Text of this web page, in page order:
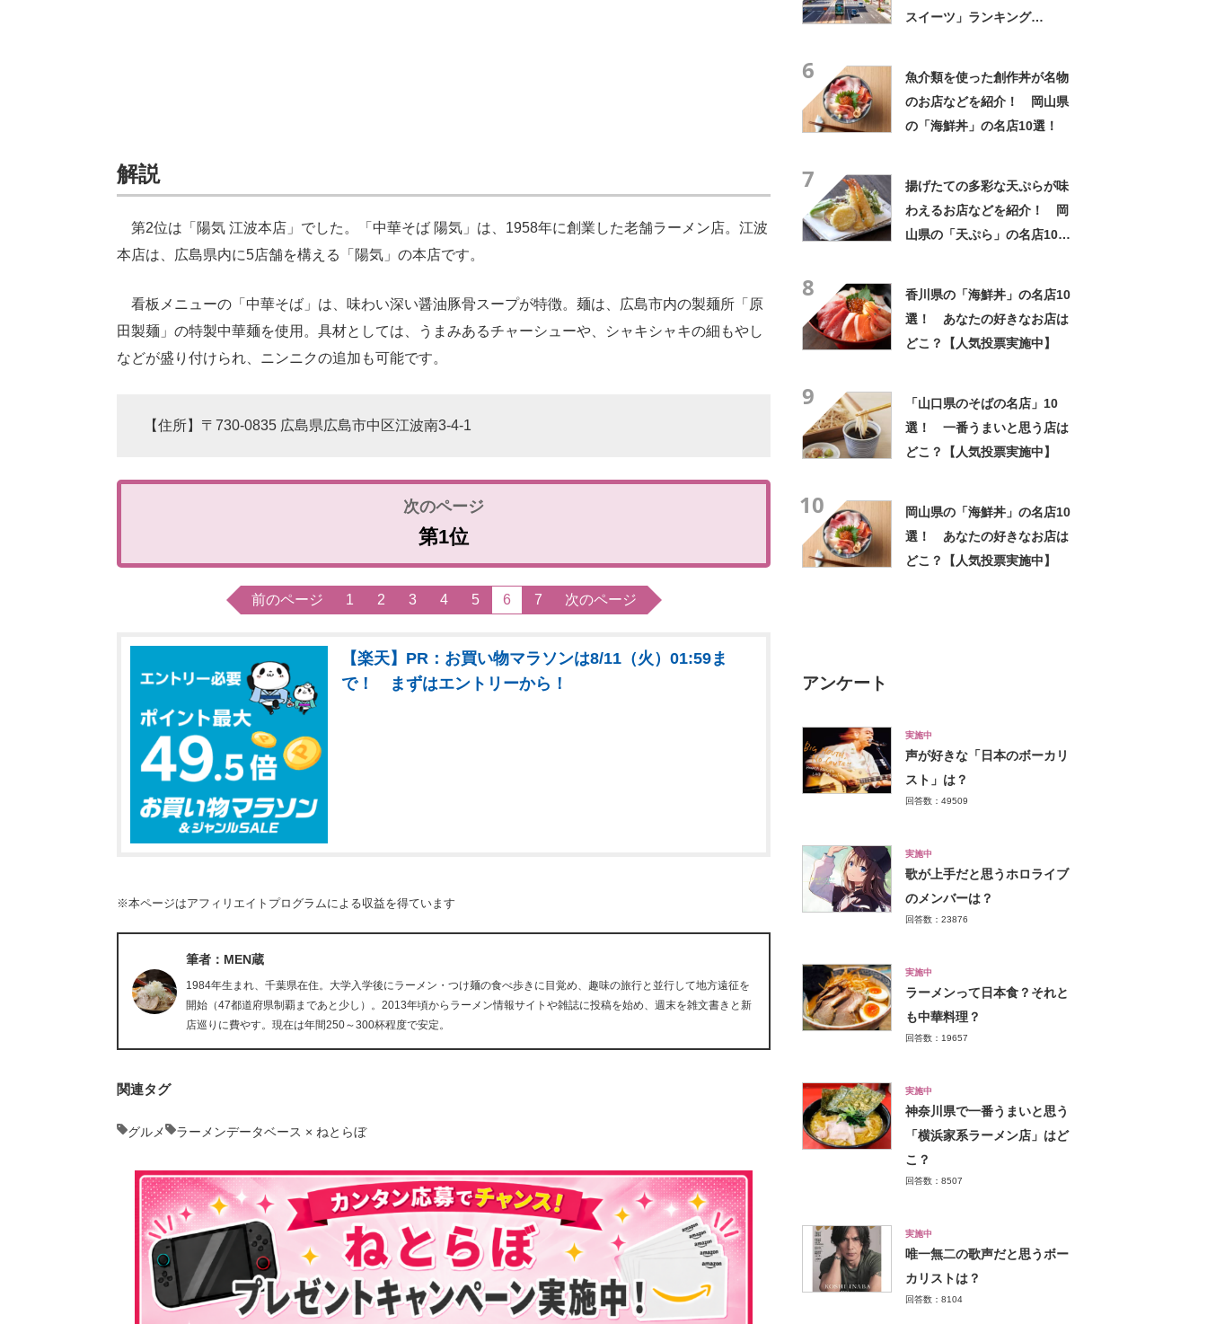
解説
第2位は「陽気 江波本店」でした。「中華そば 陽気」は、1958年に創業した老舗ラーメン店。江波
本店は、広島県内に5店舗を構える「陽気」の本店です。
看板メニューの「中華そば」は、味わい深い醤油豚骨スープが特徴。麺は、広島市内の製麺所「原
田製麺」の特製中華麺を使用。具材としては、うまみあるチャーシューや、シャキシャキの細もやし
などが盛り付けられ、ニンニクの追加も可能です。
【住所】〒730-0835 広島県広島市中区江波南3-4-1
第1位
前のページ 1 2 3 4 5 6 7 次のページ
【楽天】PR：お買い物マラソンは8/11（火）01:59ま
で！ まずはエントリーから！
※本ページはアフィリエイトプログラムによる収益を得ています
筆者：MEN蔵
1984年生まれ、千葉県在住。大学入学後にラーメン・つけ麺の食べ歩きに目覚め、趣味の旅行と並行して地方遠征を
開始（47都道府県制覇まであと少し）。2013年頃からラーメン情報サイトや雑誌に投稿を始め、週末を雑文書きと新
店巡りに費やす。現在は年間250～300杯程度で安定。
関連タグ
グルメ ラーメンデータベース × ねとらぼ
スイーツ」ランキング
6
魚介類を使った創作丼が名物
のお店などを紹介！ 岡山県
の「海鮮丼」の名店10選！
7
揚げたての多彩な天ぷらが味
わえるお店などを紹介！ 岡
山県の「天ぷら」の名店10
8
香川県の「海鮮丼」の名店10
選！ あなたの好きなお店は
どこ？【人気投票実施中】
9
「山口県のそばの名店」10
選！ 一番うまいと思う店は
どこ？【人気投票実施中】
10
岡山県の「海鮮丼」の名店10
選！ あなたの好きなお店は
どこ？【人気投票実施中】
アンケート
実施中
声が好きな「日本のボーカリ
スト」は？
回答数：49509
実施中
歌が上手だと思うホロライブ
のメンバーは？
回答数：23876
実施中
ラーメンって日本食？それと
も中華料理？
回答数：19657
実施中
神奈川県で一番うまいと思う
「横浜家系ラーメン店」はど
こ？
回答数：8507
実施中
唯一無二の歌声だと思うボー
カリストは？
回答数：8104